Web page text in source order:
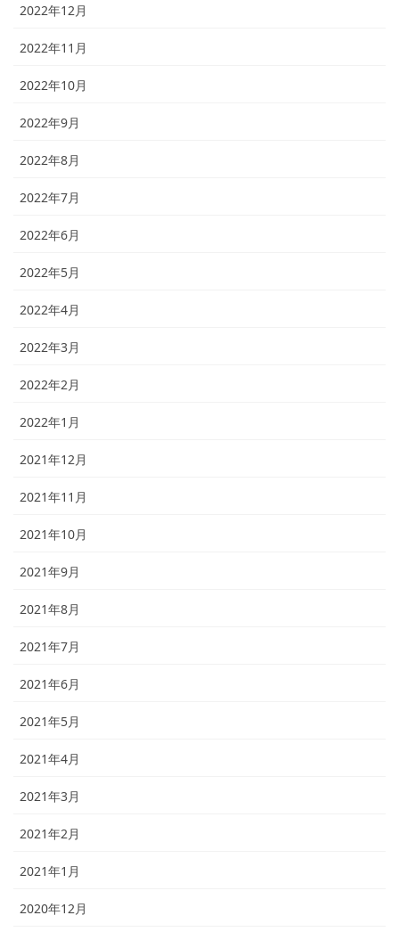
2022年12月
2022年11月
2022年10月
2022年9月
2022年8月
2022年7月
2022年6月
2022年5月
2022年4月
2022年3月
2022年2月
2022年1月
2021年12月
2021年11月
2021年10月
2021年9月
2021年8月
2021年7月
2021年6月
2021年5月
2021年4月
2021年3月
2021年2月
2021年1月
2020年12月